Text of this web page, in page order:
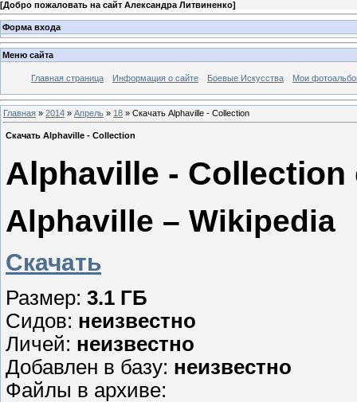
[Добро пожаловать на сайт Александра Литвиненко]
Форма входа
Меню сайта
Главная страница Информация о сайте Боевые Искусства Мои
Главная » 2014 » Апрель » 18 » Скачать Alphaville - Collection
Скачать Alphaville - Collection
Alphaville - Collection
Alphaville – Wikipedia
Скачать
Размер: 3.1 ГБ
Сидов: неизвестно
Личей: неизвестно
Добавлен в базу: неизвестно
Файлы в архиве: